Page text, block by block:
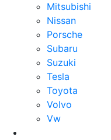
Mitsubishi
Nissan
Porsche
Subaru
Suzuki
Tesla
Toyota
Volvo
Vw